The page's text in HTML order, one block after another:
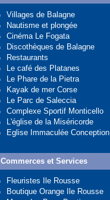
Villages de Balagne
Nautisme et plongée
Cinéma Le Fogata
Discothèques de Balagne
Restaurants
Le café des Platanes
Le Phare de la Pietra
Kayak de mer Corse
Le Parc de Saleccia
Complexe Sportif Monticello
L'église de la Miséricorde
Eglise Immaculée Conception
Commerces et Services
Fleuristes Ile Rousse
Boutique Orange Ile Rousse